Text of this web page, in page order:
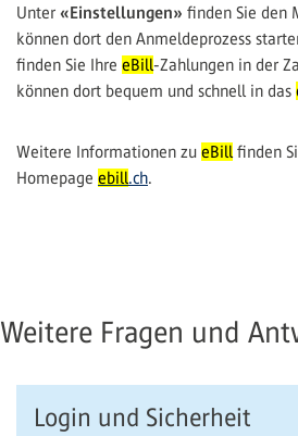
Unter «Einstellungen» finden Sie den
können dort den Anmeldeprozess
finden Sie Ihre eBill-Zahlungen in der
können dort bequem und schnell in das
Weitere Informationen zu eBill finden
Homepage ebill.ch.
Weitere Fragen und
Login und Sicherheit